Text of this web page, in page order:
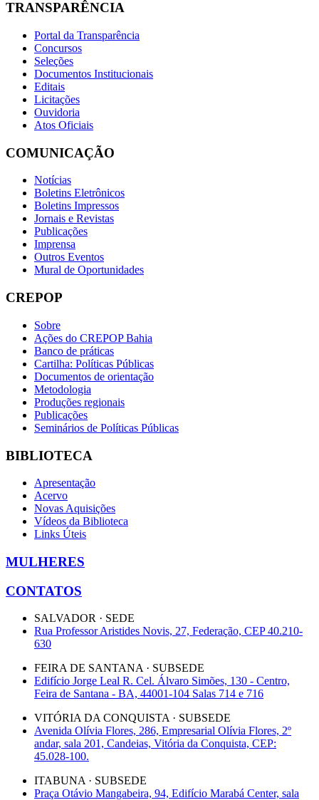
TRANSPARÊNCIA
Portal da Transparência
Concursos
Seleções
Documentos Institucionais
Editais
Licitações
Ouvidoria
Atos Oficiais
COMUNICAÇÃO
Notícias
Boletins Eletrônicos
Boletins Impressos
Jornais e Revistas
Publicações
Imprensa
Outros Eventos
Mural de Oportunidades
CREPOP
Sobre
Ações do CREPOP Bahia
Banco de práticas
Cartilha: Políticas Públicas
Documentos de orientação
Metodologia
Produções regionais
Publicações
Seminários de Políticas Públicas
BIBLIOTECA
Apresentação
Acervo
Novas Aquisições
Vídeos da Biblioteca
Links Úteis
MULHERES
CONTATOS
SALVADOR · SEDE
Rua Professor Aristides Novis, 27, Federação, CEP 40.210-
630
FEIRA DE SANTANA · SUBSEDE
Edifício Jorge Leal R. Cel. Álvaro Simões, 130 - Centro,
Feira de Santana - BA, 44001-104 Salas 714 e 716
VITÓRIA DA CONQUISTA · SUBSEDE
Avenida Olívia Flores, 286, Empresarial Olívia Flores, 2º
andar, sala 201, Candeias, Vitória da Conquista, CEP:
45.028-100.
ITABUNA · SUBSEDE
Praça Otávio Mangabeira, 94, Edifício Marabá Center, sala